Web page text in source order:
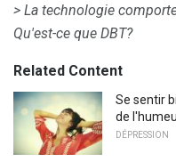
> La technologie
Qu'est-ce que DBT?
Related Content
Se sentir
de
DÉPRESSION